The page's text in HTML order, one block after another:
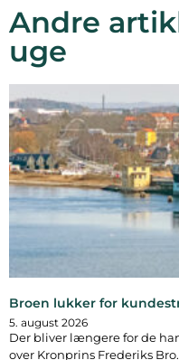
Andre
uge
Broen lukker for
5. august 2026
Der bliver længere for de
over Kronprins Frederiks Bro.